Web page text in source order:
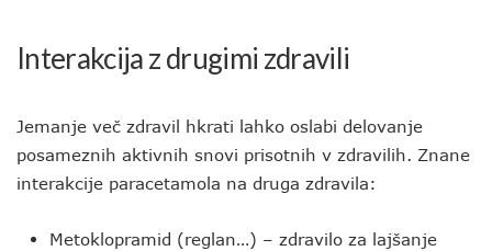
Interakcija z drugimi zdravili
Jemanje več zdravil hkrati lahko oslabi delovanje
posameznih aktivnih snovi prisotnih v zdravilih. Znane
interakcije paracetamola na druga zdravila:
Metoklopramid (reglan…) – zdravilo za lajšanje